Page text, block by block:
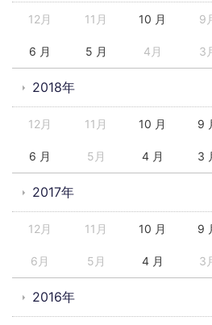
12月 11月 10 月 9
6 月 5 月 4月 3
2018年
12月 11月 10 月 9
6 月 5月 4 月 3
2017年
12月 11月 10 月 9
6月 5月 4 月 3
2016年